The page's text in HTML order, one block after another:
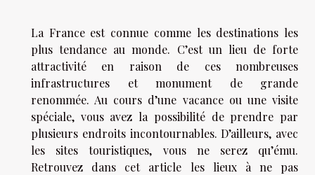
La France est connue comme les destinations les
plus tendance au monde. C’est un lieu de forte
attractivité en raison de ces nombreuses
infrastructures et monument de grande
renommée. Au cours d’une vacance ou une visite
spéciale, vous avez la possibilité de prendre par
plusieurs endroits incontournables. D’ailleurs, avec
les sites touristiques, vous ne serez qu’ému.
Retrouvez dans cet article les lieux à ne pas